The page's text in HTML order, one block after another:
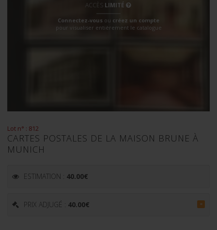
ACCÈS LIMITÉ
Connectez-vous ou créez un compte
pour visualiser entièrement le catalogue
Lot n° : 812
CARTES POSTALES DE LA MAISON BRUNE À
MUNICH
ESTIMATION : 40.00€
PRIX ADJUGÉ : 40.00€ =